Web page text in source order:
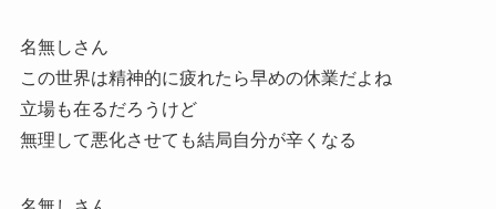
名無しさん
この世界は精神的に疲れたら早めの休業だよね
立場も在るだろうけど
無理して悪化させても結局自分が辛くなる